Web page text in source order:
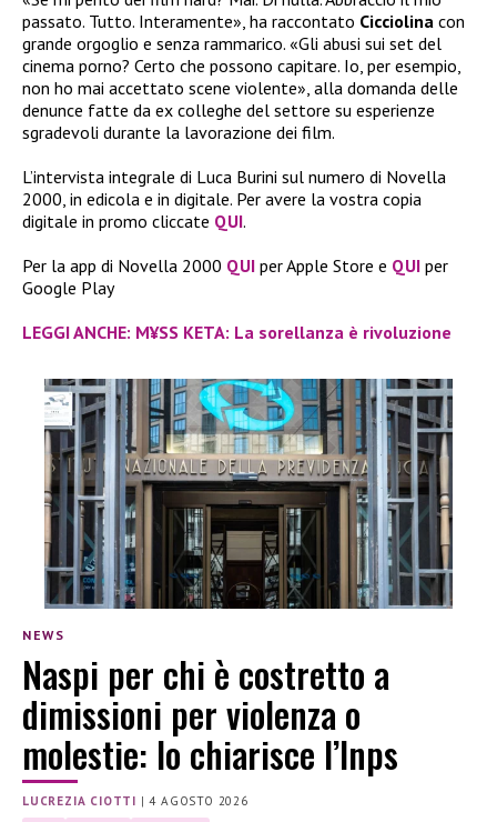
passato. Tutto. Interamente», ha raccontato Cicciolina con
grande orgoglio e senza rammarico. «Gli abusi sui set del
cinema porno? Certo che possono capitare. Io, per esempio,
non ho mai accettato scene violente», alla domanda delle
denunce fatte da ex colleghe del settore su esperienze
sgradevoli durante la lavorazione dei film.
L’intervista integrale di Luca Burini sul numero di Novella
2000, in edicola e in digitale. Per avere la vostra copia
digitale in promo cliccate QUI.
Per la app di Novella 2000 QUI per Apple Store e QUI per
Google Play
LEGGI ANCHE: M¥SS KETA: La sorellanza è rivoluzione
NEWS
Naspi per chi è costretto a
dimissioni per violenza o
molestie: lo chiarisce l’Inps
LUCREZIA CIOTTI |4 AGOSTO 2026